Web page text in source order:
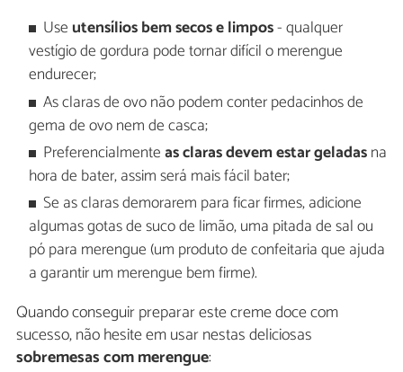
Use utensílios bem secos e limpos- qualquer
vestígio de gordura pode tornar difícil o merengue
endurecer;
As claras de ovo não podem conter pedacinhos de
gema de ovo nem de casca;
Preferencialmenteas claras devem estar geladasna
hora de bater, assim será mais fácil bater;
Se as claras demorarem para ficar firmes, adicione
algumas gotas de suco de limão, uma pitada de sal ou
pó para merengue (um produto de confeitaria que ajuda
a garantir um merengue bem firme).
Quando conseguir preparar este creme doce com
sucesso, não hesite em usar nestas deliciosas
sobremesas com merengue: